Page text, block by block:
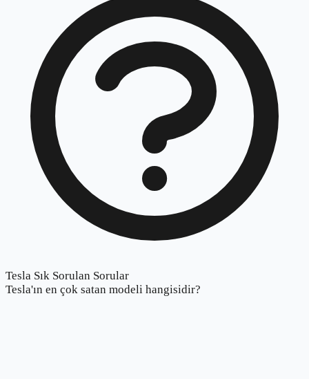
Tesla Sık Sorulan Sorular
Tesla'ın en çok satan modeli hangisidir?